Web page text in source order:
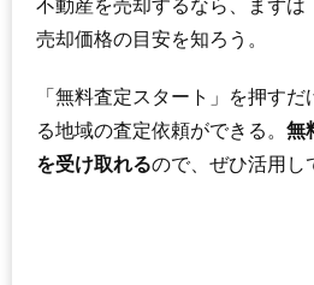
不動産を売却するなら、まずは
売却価格の目安を知ろう。
「無料査定スタート」を押す
る地域の査定依頼ができる。 無
を受け取れるので、ぜひ活用し